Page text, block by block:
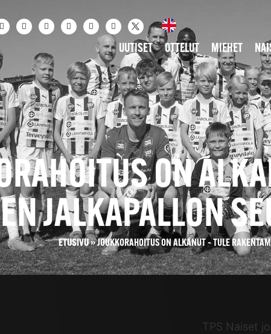
UUTISET OTTELUT MIEHET
ON
JALKAPALLON
ETUSIVU»JOUKKORAHOITUS ON ALKANUT – TULE